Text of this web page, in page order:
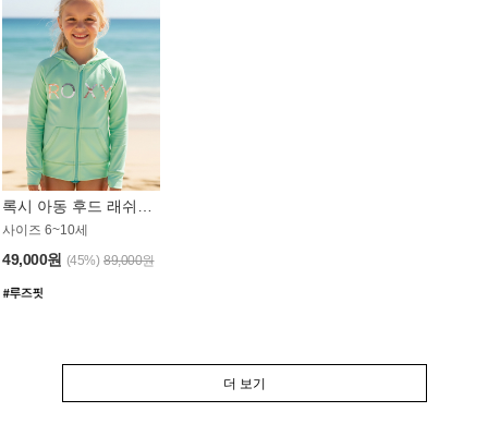
록시 아동 후드 래쉬가드 GT764MRX
사이즈 6~10세
49,000원 (45%) 89,000원
더 보기